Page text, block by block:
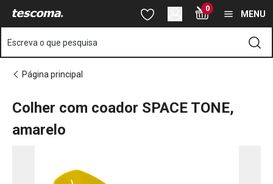
Está na página Colher com coador SPACE TONE, amarelo
Saltar para o conteúdo principal
Saltar para a pesquisa
Saltar para a navegação 0
MENU
Escreva o que pesquisa
Página principal
Colher com coador SPACE TONE,
amarelo